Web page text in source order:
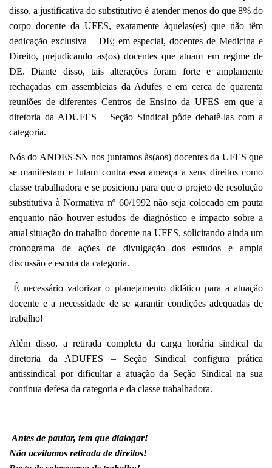
disso, a justificativa do substitutivo é atendermenos do que 8% do
corpo docente da UFES, exatamente àquelas(es) que não têm
dedicação exclusiva – DE; em especial, docentes de Medicina e
Direito, prejudicando as(os) docentes que atuam em regime de
DE. Diante disso, tais alterações foram forte e amplamente
rechaçadas em assembleias da Adufes e em cerca de quarenta
reuniões de diferentes Centros de Ensino da UFES em que a
diretoria da ADUFES – Seção Sindical pôde debatê-las com a
categoria.
Nós do ANDES-SN nos juntamos às(aos) docentes da UFES que
se manifestam e lutam contra essa ameaça a seus direitos como
classe trabalhadora e se posiciona para que o projeto de resolução
substitutiva à Normativa nº 60/1992 não seja colocado em pauta
enquanto não houver estudos de diagnóstico e impacto sobre a
atual situação do trabalho docente na UFES, solicitando ainda um
cronograma de ações de divulgação dos estudos e ampla
discussão e escuta da categoria.
É necessário valorizar o planejamento didático para a atuação
docente e a necessidade de se garantir condições adequadas de
trabalho!
Além disso, a retirada completa da carga horária sindical da
diretoria da ADUFES – Seção Sindical configura prática
antissindical por dificultar a atuação da Seção Sindical na sua
contínua defesa da categoria e da classe trabalhadora.
Antes de pautar, tem que dialogar!
Não aceitamos retirada de direitos!